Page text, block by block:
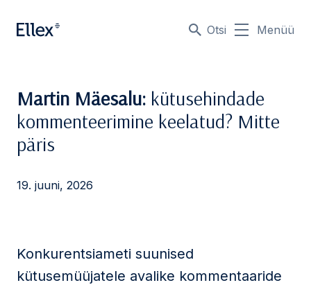
Otsi Menüü
Martin Mäesalu: kütusehindade
kommenteerimine keelatud? Mitte
päris
19. juuni, 2026
Konkurentsiameti suunised
kütusemüüjatele avalike kommentaaride